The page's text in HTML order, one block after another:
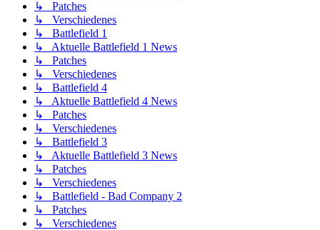
↳ Patches
↳ Verschiedenes
↳ Battlefield 1
↳ Aktuelle Battlefield 1 News
↳ Patches
↳ Verschiedenes
↳ Battlefield 4
↳ Aktuelle Battlefield 4 News
↳ Patches
↳ Verschiedenes
↳ Battlefield 3
↳ Aktuelle Battlefield 3 News
↳ Patches
↳ Verschiedenes
↳ Battlefield - Bad Company 2
↳ Patches
↳ Verschiedenes